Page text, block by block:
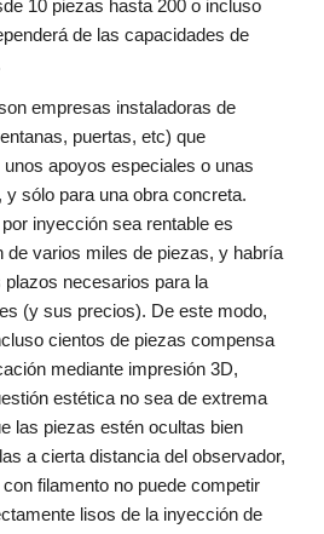
10 piezas hasta 200 o incluso
de las capacidades de
empresas instaladoras de
puertas, etc) que
apoyos especiales o unas
sólo para una obra concreta.
inyección sea rentable es
de varios miles de piezas, y habría
plazos necesarios para la
(y sus precios). De este modo,
cientos de piezas compensa
mediante impresión 3D,
estética no sea de extrema
las piezas estén ocultas bien
a cierta distancia del observador,
filamento no puede competir
lisos de la inyección de